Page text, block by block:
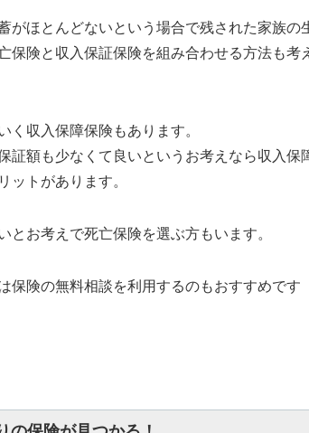
がほとんどないという場合で残された家族の
保険と収入保証保険を組み合わせる方法も考
く収入保障保険もあります。
証額も少なくて良いというお考えなら収入保
ットがあります。
お考えで死亡保険を選ぶ方もいます。
保険の無料相談を利用するのもおすすめです